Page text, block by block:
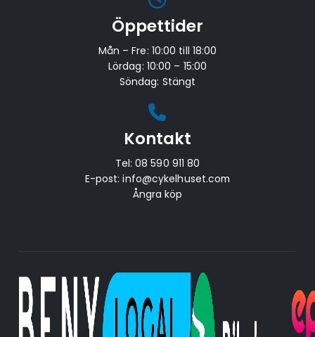
Öppettider
Mån – Fre: 10:00 till 18:00
Lördag: 10:00 – 15:00
Söndag: Stängt
Kontakt
Tel:08 590 911 80
E-post:info@cykelhuset.com
Ångra köp